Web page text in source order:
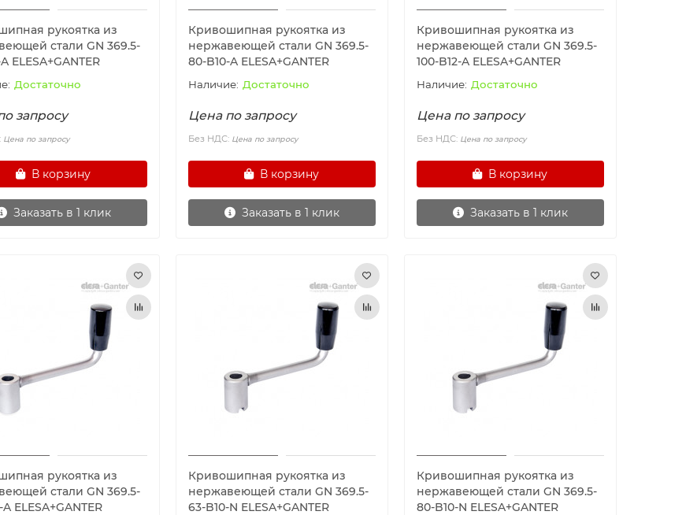
рукоятка из
стали GN 369.5-
ELESA+GANTER
Достаточно
запросу
Цена по запросу
В корзину
Заказать в 1 клик
Кривошипная рукоятка из
нержавеющей стали GN 369.5-
80-B10-A ELESA+GANTER
Достаточно
Цена по запросу
Без НДС: Цена по запросу
В корзину
Заказать в 1 клик
Кривошипная рукоятка из
нержавеющей стали GN 369.5-
100-B12-A ELESA+GANTER
Достаточно
Цена по запросу
Без НДС: Цена по запросу
В корзину
Заказать в 1 клик
рукоятка из
стали GN 369.5-
A ELESA+GANTER
Кривошипная рукоятка из
нержавеющей стали GN 369.5-
63-B10-N ELESA+GANTER
Кривошипная рукоятка из
нержавеющей стали GN 369.5-
80-B10-N ELESA+GANTER